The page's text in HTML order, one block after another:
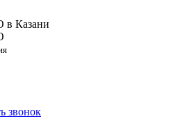
в Казани
звонок